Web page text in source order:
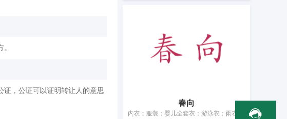
证，公证可以证明转让人的意思
春向